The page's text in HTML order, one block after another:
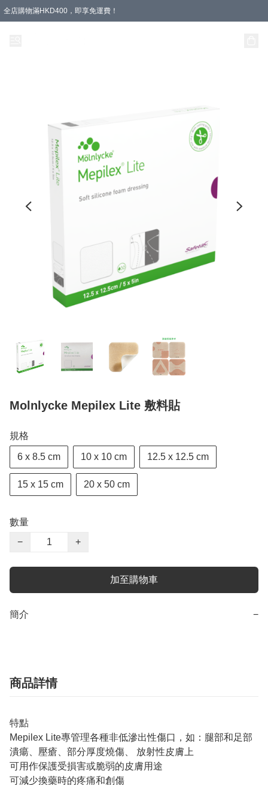
全店購物滿HKD400，即享免運費！
Molnlycke Mepilex Lite 敷料貼
規格
6 x 8.5 cm 10 x 10 cm 12.5 x 12.5 cm
15 x 15 cm 20 x 50 cm
數量
−
+
加至購物車
簡介 −
商品詳情
特點
Mepilex Lite專管理各種非低滲出性傷口，如：腿部和足部
潰瘍、壓瘡、部分厚度燒傷、 放射性皮膚上
可用作保護受損害或脆弱的皮膚用途
可減少換藥時的疼痛和創傷